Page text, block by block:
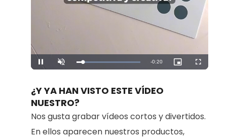
Pause Unmute Loaded:
100.00%
Remaining
-0:20
Picture-
in-
Fullscreen
¿Y YA HAN VISTO ESTE VÍDEO
NUESTRO?
Nos gusta grabar vídeos cortos y divertidos.
En ellos aparecen nuestros productos,